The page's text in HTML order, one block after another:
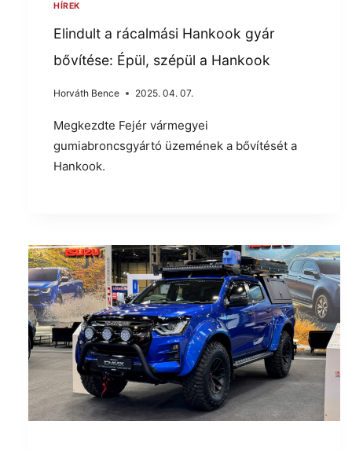
HÍREK
Elindult a rácalmási Hankook gyár
bővítése: Épül, szépül a Hankook
Horváth Bence 2025. 04. 07.
Megkezdte Fejér vármegyei
gumiabroncsgyártó üzemének a bővítését a
Hankook.